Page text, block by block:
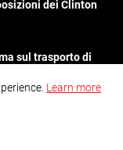
dei Clinton
sul trasporto di
Learn more